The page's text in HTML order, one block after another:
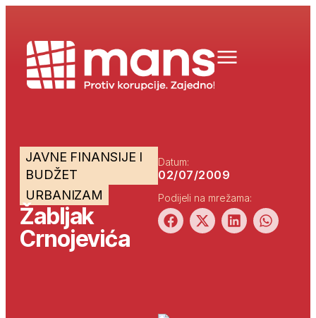
JAVNE FINANSIJE I
BUDŽET
URBANIZAM
Žabljak
Crnojevića
Datum:
02/07/2009
Podijeli na mrežama: